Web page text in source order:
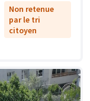
Non retenue
par le tri
citoyen